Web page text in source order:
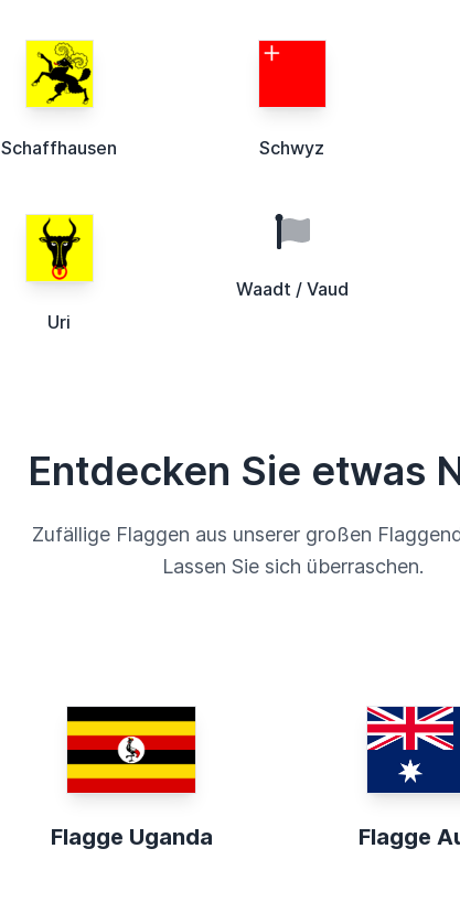
Schaffhausen Schwyz
Uri
Waadt / Vaud
Entdecken Sie etwas
Zufällige Flaggen aus unserer großen
Lassen Sie sich überraschen.
Flagge Uganda Flagge